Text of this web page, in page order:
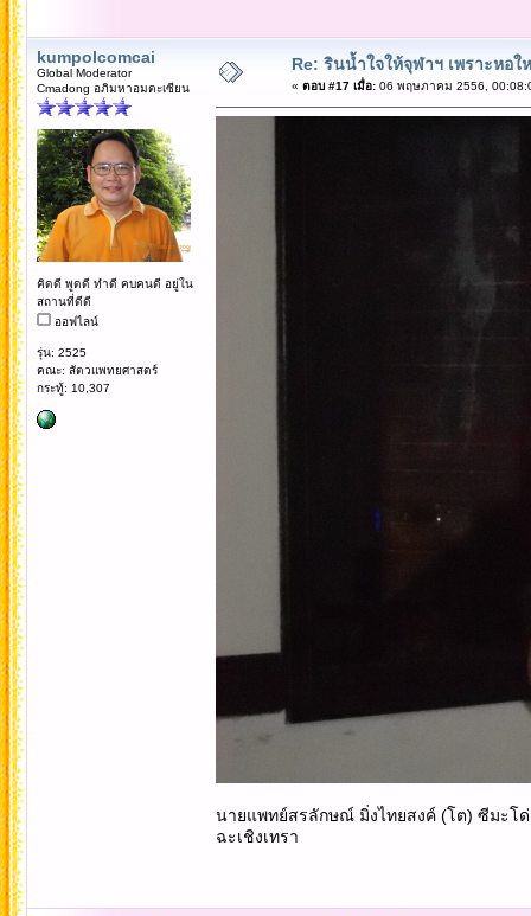
kumpolcomcai
Global Moderator
Cmadong อภิมหาอมตะเซียน
คิดดี พูดดี ทำดี คบคนดี อยู่ใน
สถานที่ดีดี
ออฟไลน์
รุ่น: 2525
คณะ: สัตวแพทยศาสตร์
กระทู้: 10,307
Re: รินน้ำใจให้จุฬาฯ เพราะหอใ
« ตอบ #17 เมื่อ:06 พฤษภาคม 2556,
นายแพทย์สรลักษณ์ มิ่งไทยสงค์ (โต) ซีมะโ
ฉะเชิงเทรา